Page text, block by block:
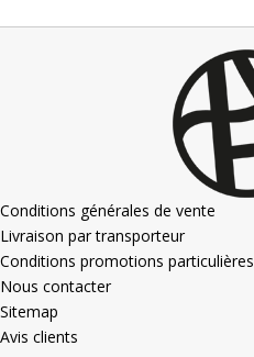
Conditions générales de vente
Livraison par transporteur
Conditions promotions particulières
Nous contacter
Sitemap
Avis clients